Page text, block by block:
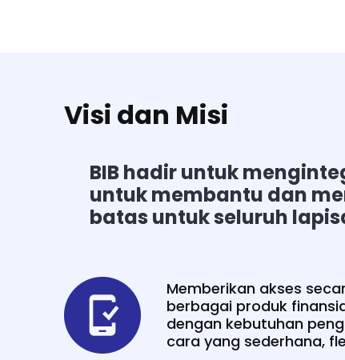
Visi dan Misi
BIB hadir untuk
untuk membantu dan
batas untuk seluruh
Memberikan akses
berbagai produk
dengan kebutuhan
cara yang sederhana,